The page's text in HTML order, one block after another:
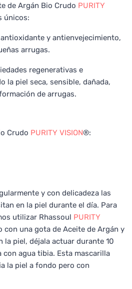
de Argán Bio Crudo PURITY
únicos:
y antienvejecimiento,
arrugas.
regenerativas e
la piel seca, sensible, dañada,
de arrugas.
Crudo PURITY VISION®:
y con delicadeza las
en la piel durante el día. Para
utilizar Rhassoul PURITY
con una gota de Aceite de Argán y
la piel, déjala actuar durante 10
agua tibia. Esta mascarilla
la piel a fondo pero con